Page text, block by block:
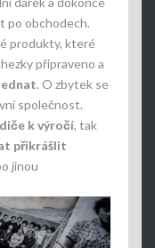
po obchodech.
produkty, které
připraveno a
. O zbytek se
společnost.
k výročí, tak
přikrášlit
jinou